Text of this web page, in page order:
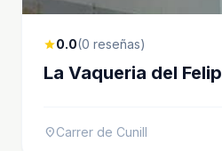
star0.0(0 reseñas)
La Vaqueria del Felip
location_onCarrer de Cunill